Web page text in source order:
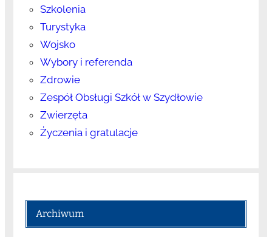
Szkolenia
Turystyka
Wojsko
Wybory i referenda
Zdrowie
Zespół Obsługi Szkół w Szydłowie
Zwierzęta
Życzenia i gratulacje
Archiwum